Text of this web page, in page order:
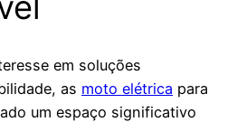
em soluções
as moto elétrica para
um espaço significativo